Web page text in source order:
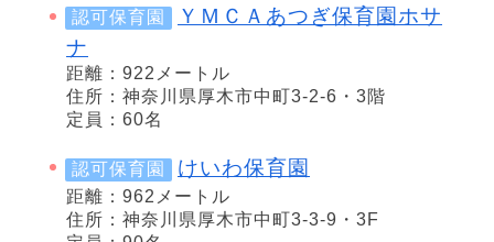
認可保育園
ＹＭＣＡあつぎ保育園ホサ
ナ
距離：922メートル
住所：神奈川県厚木市中町3-2-6・3階
定員：60名
認可保育園 けいわ保育園
距離：962メートル
住所：神奈川県厚木市中町3-3-9・3F